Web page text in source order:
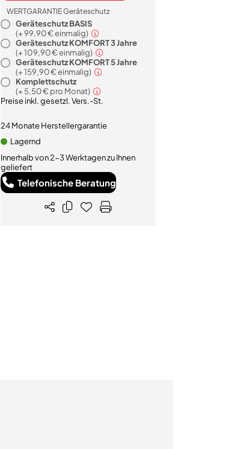
WERTGARANTIE Geräteschutz
Geräteschutz BASIS
(+99,90 €einmalig)
Geräteschutz KOMFORT 3 Jahre
(+109,90 €einmalig)
Geräteschutz KOMFORT 5 Jahre
(+159,90 €einmalig)
Komplettschutz
(+5,50 €pro Monat)
Preise inkl. gesetzl. Vers.-St.
24 Monate Herstellergarantie
Lagernd
Innerhalb von 2-3 Werktagen zu Ihnen
geliefert
Telefonische Beratung